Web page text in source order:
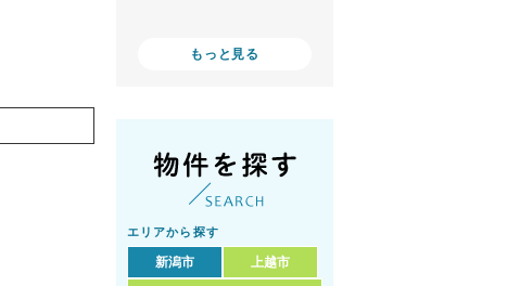
もっと見る
エリアから探す
新潟市 上越市